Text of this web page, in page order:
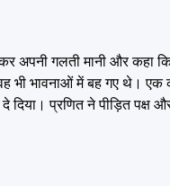
अपनी गलती मानी और कहा
भावनाओं में बह गए थे। एक
प्रणित ने पीड़ित पक्ष